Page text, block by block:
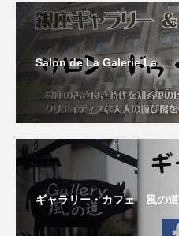
Salon de La Galerie La
ギャラリー・カフェ 風の道